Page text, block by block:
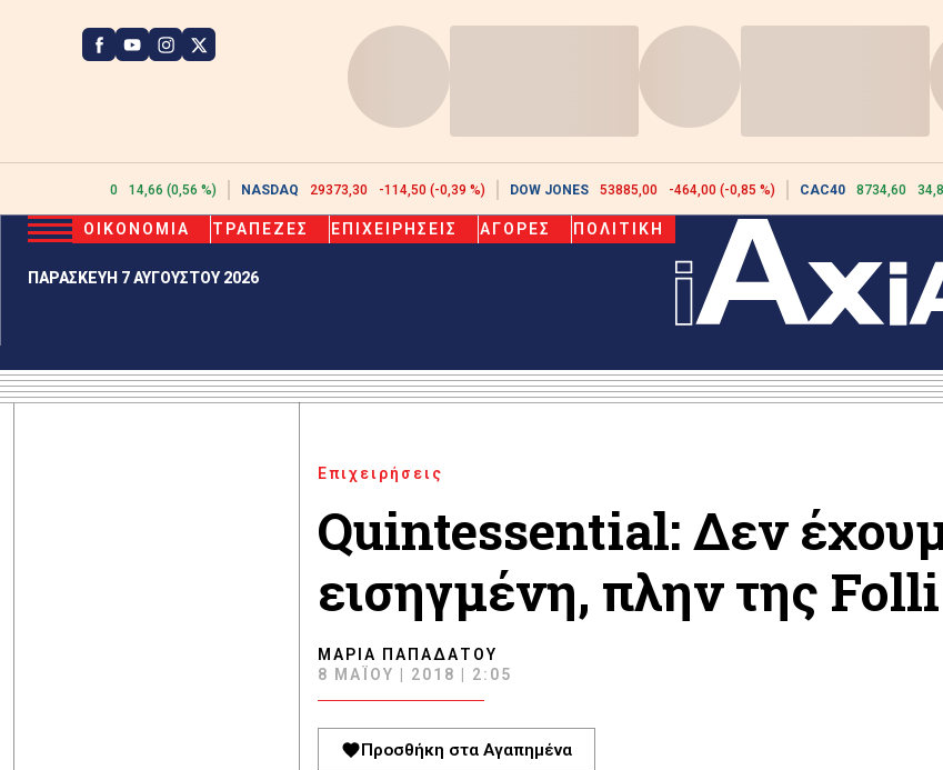
2623,10 14,66 (0,56 %) NASDAQ 29373,30 -114,50 (-0,39 %) DOW JONES 53885,00 -464,00 (-0,85 %) CAC40 8734,60
ΠΑΡΑΣΚΕΥΗ 7 ΑΥΓΟΥΣΤΟΥ 2026
ΟΙΚΟΝΟΜΙΑ ΤΡΑΠΕΖΕΣ ΕΠΙΧΕΙΡΗΣΕΙΣ ΑΓΟΡΕΣ ΠΟΛΙΤΙΚΗ
Επιχειρήσεις
Quintessential: Δεν
εισηγμένη, πλην της
ΜΑΡΊΑ ΠΑΠΑΔΆΤΟΥ
8 ΜΑΪ́ΟΥ | 2018 | 2:05
Προσθήκη στα Αγαπημένα